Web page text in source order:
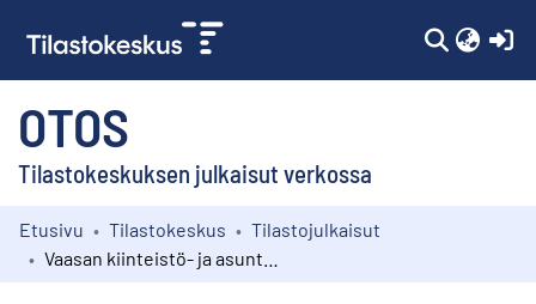
OTOS
Tilastokeskuksen julkaisut verkossa
Kokoelmat
Etusivu Tilastokeskus
Tilastojulkaisut